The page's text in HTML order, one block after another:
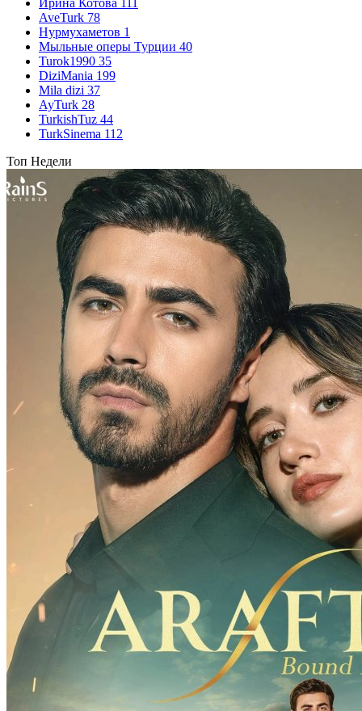
Ирина Котова 111
AveTurk 78
Нурмухаметов 1
Мыльные оперы Турции 40
Turok1990 35
DiziMania 199
Mila dizi 37
AyTurk 28
TurkishTuz 44
TurkSinema 112
Топ Недели